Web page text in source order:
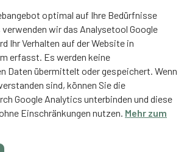
optimal auf Ihre Bedürfnisse
wir das Analysetool Google
Ihr Verhalten auf der Website in
erfasst. Es werden keine
Daten übermittelt oder gespeichert. Wenn
sind, können Sie die
Google Analytics unterbinden und diese
Einschränkungen nutzen. Mehr zum
Hochschule für Sport Magglingen